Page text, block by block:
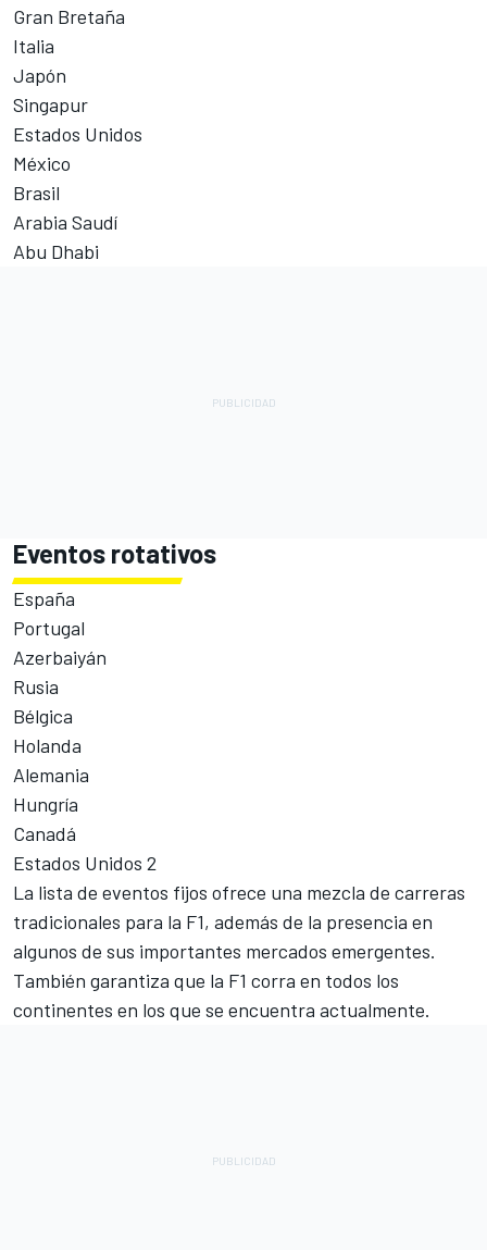
Gran Bretaña
Italia
Japón
Singapur
Estados Unidos
México
Brasil
Arabia Saudí
Abu Dhabi
Eventos rotativos
España
Portugal
Azerbaiyán
Rusia
Bélgica
Holanda
Alemania
Hungría
Canadá
Estados Unidos 2
La lista de eventos fijos ofrece una mezcla de carreras
tradicionales para la F1, además de la presencia en
algunos de sus importantes mercados emergentes.
También garantiza que la F1 corra en todos los
continentes en los que se encuentra actualmente.